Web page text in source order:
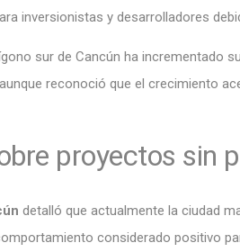
inversionistas y desarrolladores
sur de Cancún ha incrementado
reconoció que el crecimiento
proyectos sin
detalló que actualmente la ciudad
considerado positivo